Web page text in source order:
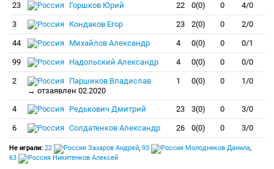
23 Горшков Юрий 22 0(0) 0 4/0
3 Кондаков Егор 23 2(0) 0 2/0
44 Михайлов Александр 4 0(0) 0 0/1
99 Надольский Александр 4 0(0) 0 0/0
2
Паршиков Владислав
↔ отзаявлен 02.2020
1 0(0) 0 1/0
4 Редькович Дмитрий 23 3(0) 0 3/0
6 Солдатенков Александр 26 0(0) 0 3/0
Не играли: 22 Захаров Андрей, 93 Молодняков Данила,
63
Никитенков Алексей